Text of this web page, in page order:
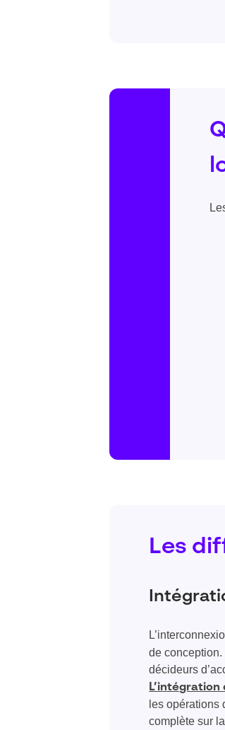
Les
de
décideurs
L’intégration
les opérations
complète sur